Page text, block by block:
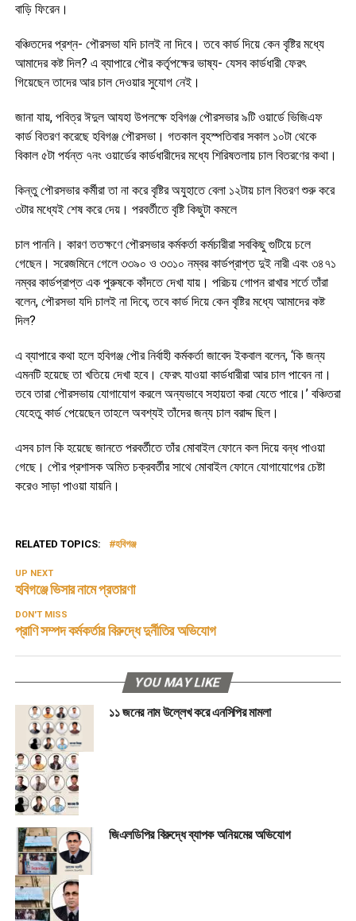
বাড়ি ফিরেন।
বঞ্চিতদের প্রশ্ন- পৌরসভা যদি চালই না দিবে। তবে কার্ড দিয়ে কেন বৃষ্টির মধ্যে
আমাদের কষ্ট দিল? এ ব্যাপারে পৌর কর্তৃপক্ষের ভাষ্য- যেসব কার্ডধারী ফেরৎ
গিয়েছেন তাদের আর চাল দেওয়ার সুযোগ নেই।
জানা যায়, পবিত্র ঈদুল আযহা উপলক্ষে হবিগঞ্জ পৌরসভার ৯টি ওয়ার্ডে ভিজিএফ
কার্ড বিতরণ করেছে হবিগঞ্জ পৌরসভা। গতকাল বৃহস্পতিবার সকাল ১০টা থেকে
বিকাল ৫টা পর্যন্ত ৭নং ওয়ার্ডের কার্ডধারীদের মধ্যে শিরিষতলায় চাল বিতরণের কথা।
কিন্তু পৌরসভার কর্মীরা তা না করে বৃষ্টির অযুহাতে বেলা ১২টায় চাল বিতরণ শুরু করে
৩টার মধ্যেই শেষ করে দেয়। পরবর্তীতে বৃষ্টি কিছুটা কমলে
চাল পাননি। কারণ ততক্ষণে পৌরসভার কর্মকর্তা কর্মচারীরা সবকিছু গুটিয়ে চলে
গেছেন। সরেজমিনে গেলে ৩৩৯০ ও ৩৩১০ নম্বর কার্ডপ্রাপ্ত দুই নারী এবং ৩৪৭১
নম্বর কার্ডপ্রাপ্ত এক পুরুষকে কাঁদতে দেখা যায়। পরিচয় গোপন রাখার শর্তে তাঁরা
বলেন, পৌরসভা যদি চালই না দিবে; তবে কার্ড দিয়ে কেন বৃষ্টির মধ্যে আমাদের কষ্ট
দিল?
এ ব্যাপারে কথা হলে হবিগঞ্জ পৌর নির্বাহী কর্মকর্তা জাবেদ ইকবাল বলেন, ‘কি জন্য
এমনটি হয়েছে তা খতিয়ে দেখা হবে। ফেরৎ যাওয়া কার্ডধারীরা আর চাল পাবেন না।
তবে তারা পৌরসভায় যোগাযোগ করলে অন্যভাবে সহায়তা করা যেতে পারে।’ বঞ্চিতরা
যেহেতু কার্ড পেয়েছেন তাহলে অবশ্যই তাঁদের জন্য চাল বরাদ্দ ছিল।
এসব চাল কি হয়েছে জানতে পরবর্তীতে তাঁর মোবাইল ফোনে কল দিয়ে বন্ধ পাওয়া
গেছে। পৌর প্রশাসক অমিত চক্রবর্তীর সাথে মোবাইল ফোনে যোগাযোগের চেষ্টা
করেও সাড়া পাওয়া যায়নি।
RELATED TOPICS: হবিগঞ্জ
UP NEXT
হবিগঞ্জে ভিসার নামে প্রতারণা
DON'T MISS
প্রাণি সম্পদ কর্মকর্তার বিরুদ্ধে দুর্নীতির অভিযোগ
YOU MAY LIKE
১১ জনের নাম উল্লেখ করে এনসিপির মামলা
জিএলডিপির বিরুদ্ধে ব্যাপক অনিয়মের অভিযোগ